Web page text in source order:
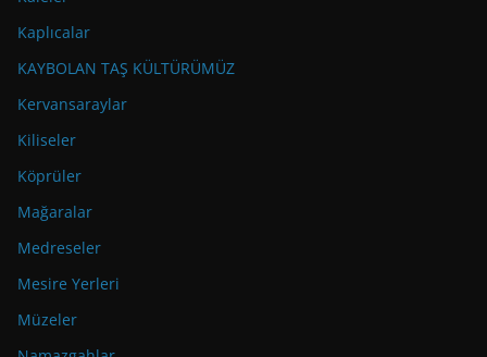
Kaplıcalar
KAYBOLAN TAŞ KÜLTÜRÜMÜZ
Kervansaraylar
Kiliseler
Köprüler
Mağaralar
Medreseler
Mesire Yerleri
Müzeler